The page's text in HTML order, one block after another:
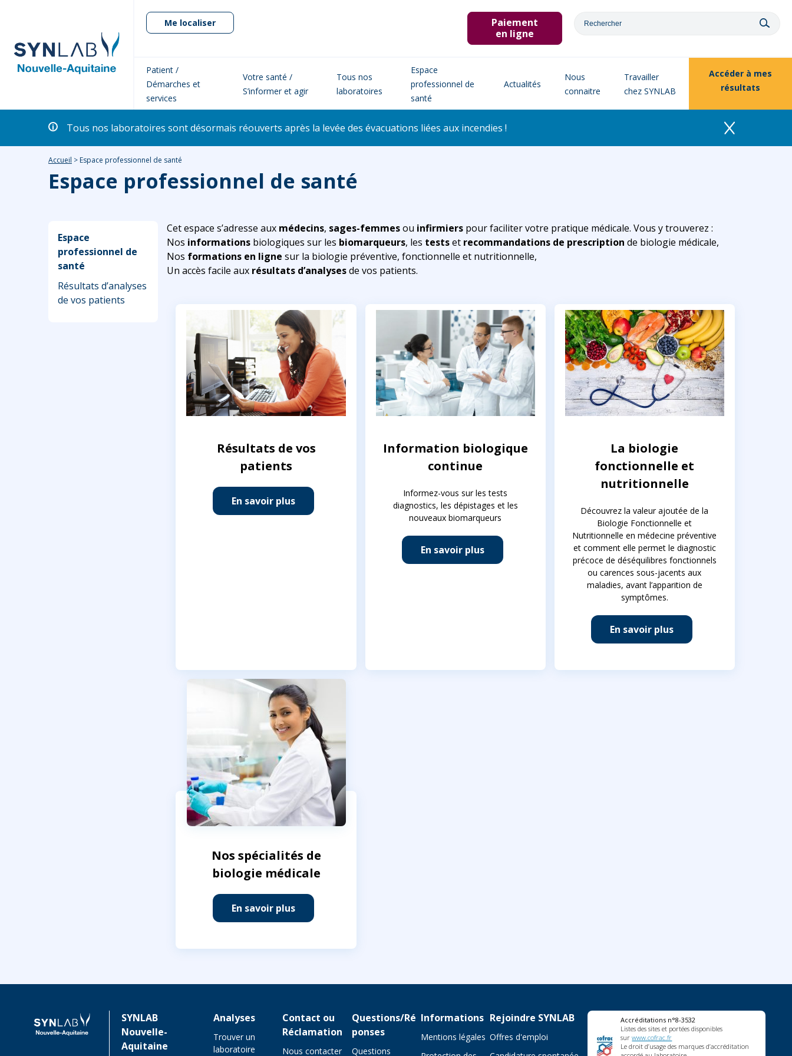
Me localiser
Paiement
en ligne
Patient /
Démarches et
services
Votre santé /
S’informer et agir
Tous nos
laboratoires
Espace
professionnel de
santé
Actualités
Nous
connaitre
Travailler
chez SYNLAB
Accéder à mes
résultats
Tous nos laboratoires sont désormais réouverts après la levée des évacuations liées aux incendies !
Accueil > Espace professionnel de santé
Espace professionnel de santé
Espace
professionnel de
santé
Résultats d’analyses
de vos patients
Cet espace s’adresse aux médecins, sages-femmesou infirmiers pour faciliter votre pratique médicale. Vous y trouverez :
Nos informations biologiques sur les biomarqueurs, les testset recommandations de prescription de biologie médicale,
Nos formations en ligne sur la biologie préventive, fonctionnelle et nutritionnelle,
Un accès facile aux résultats d’analysesde vos patients.
Résultats de vos
patients
En savoir plus
Information biologique
continue
Informez-vous sur les tests
diagnostics, les dépistages et les
nouveaux biomarqueurs
En savoir plus
La biologie
fonctionnelle et
nutritionnelle
Découvrez la valeur ajoutée de la
Biologie Fonctionnelle et
Nutritionnelle en médecine préventive
et comment elle permet le diagnostic
précoce de déséquilibres fonctionnels
ou carences sous-jacents aux
maladies, avant l’apparition de
symptômes.
En savoir plus
Nos spécialités de
biologie médicale
En savoir plus
SYNLAB
Nouvelle-
Aquitaine
Analyses
Trouver un
laboratoire
Contact ou
Réclamation
Nous contacter
Questions/Ré
ponses
Questions
Informations
Mentions légales
Rejoindre SYNLAB
Offres d'emploi
Accréditations n°8-3532
Listes des sites et portées disponibles
surwww.cofrac.fr
Le droit d’usage des marques d’accréditation